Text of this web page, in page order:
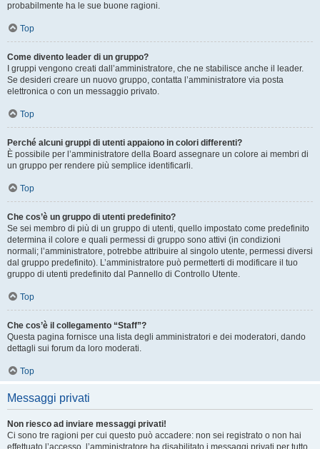
probabilmente ha le sue buone ragioni.
Top
Come divento leader di un gruppo?
I gruppi vengono creati dall’amministratore, che ne stabilisce anche il leader.
Se desideri creare un nuovo gruppo, contatta l’amministratore via posta
elettronica o con un messaggio privato.
Top
Perché alcuni gruppi di utenti appaiono in colori differenti?
È possibile per l’amministratore della Board assegnare un colore ai membri di
un gruppo per rendere più semplice identificarli.
Top
Che cos’è un gruppo di utenti predefinito?
Se sei membro di più di un gruppo di utenti, quello impostato come predefinito
determina il colore e quali permessi di gruppo sono attivi (in condizioni
normali; l’amministratore, potrebbe attribuire al singolo utente, permessi diversi
dal gruppo predefinito). L’amministratore può permetterti di modificare il tuo
gruppo di utenti predefinito dal Pannello di Controllo Utente.
Top
Che cos’è il collegamento “Staff”?
Questa pagina fornisce una lista degli amministratori e dei moderatori, dando
dettagli sui forum da loro moderati.
Top
Messaggi privati
Non riesco ad inviare messaggi privati!
Ci sono tre ragioni per cui questo può accadere: non sei registrato o non hai
effettuato l’accesso, l’amministratore ha disabilitato i messaggi privati per tutto